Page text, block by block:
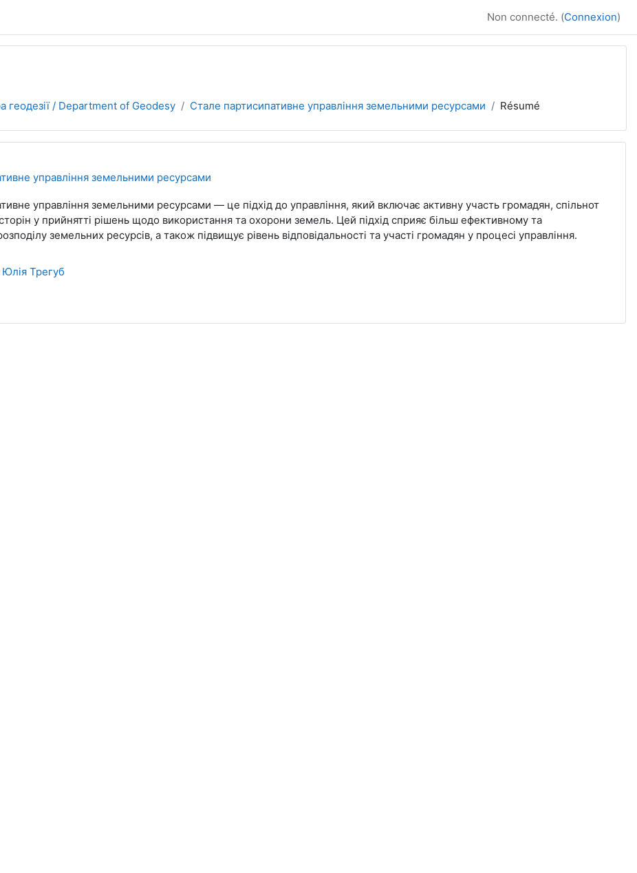
Non connecté. (Connexion)
геодезії / Department of Geodesy Стале партисипативне управління земельними ресурсами Résumé
управління земельними ресурсами
управління земельними ресурсами — це підхід до управління, який включає активну участь громадян, спільнот
у прийнятті рішень щодо використання та охорони земель. Цей підхід сприяє більш ефективному та
земельних ресурсів, а також підвищує рівень відповідальності та участі громадян у процесі управління.
Юлія Трегуб